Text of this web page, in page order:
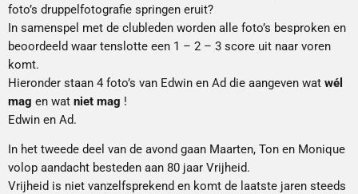
foto’s druppelfotografie springen eruit?
In samenspel met de clubleden worden alle foto’s besproken en
beoordeeld waar tenslotte een 1 – 2 – 3 score uit naar voren
komt.
Hieronder staan 4 foto’s van Edwin en Ad die aangeven wat wél
mag en wat niet mag !
Edwin en Ad.
In het tweede deel van de avond gaan Maarten, Ton en Monique
volop aandacht besteden aan 80 jaar Vrijheid.
Vrijheid is niet vanzelfsprekend en komt de laatste jaren steeds